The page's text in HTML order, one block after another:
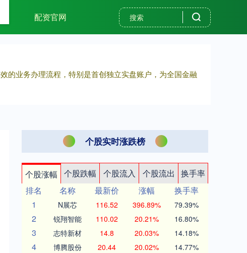
配资官网
的业务办理流程，特别是首创独立实盘账户，为全国金融
个股实时涨跌榜
个股涨幅 个股跌幅 个股流入 个股流出
换手率
排名
名称 最新价 涨幅
换手率
1
N展芯 116.52 396.89% 79.39%
2 锐翔智能 110.02 20.21% 16.80%
3 志特新材 14.8 20.03% 14.18%
4 博腾股份 20.44 20.02% 14.77%